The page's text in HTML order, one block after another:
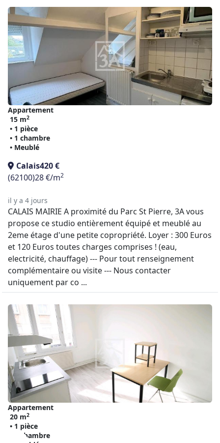
Appartement
15 m2
• 1 pièce
• 1 chambre
• Meublé
Calais420 €
(62100)28 €/m2
il y a 4 jours
CALAIS MAIRIE A proximité du Parc St Pierre, 3A vous
propose ce studio entièrement équipé et meublé au
2eme étage d'une petite copropriété. Loyer : 300 Euros
et 120 Euros toutes charges comprises ! (eau,
electricité, chauffage) --- Pour tout renseignement
complémentaire ou visite --- Nous contacter
uniquement par co ...
Appartement
20 m2
• 1 pièce
• 1 chambre